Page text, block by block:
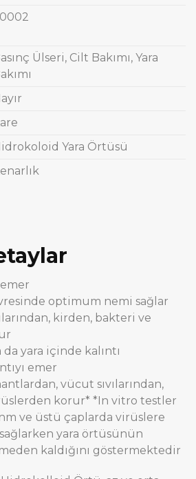
Ülseri, Cilt Bakımı, Yara
Yara Örtüsü
optimum nemi sağlar
kirden, bakteri ve
yara içinde kalıntı
emer
vücut sıvılarından,
korur* *In vitro testler
ve üstü çaplarda virüslere
yara örtüsünün
kaldığını göstermektedir